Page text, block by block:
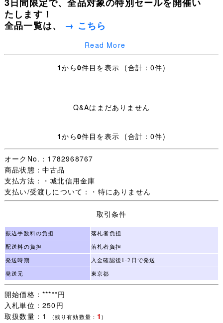
たします！
全品一覧は、
→ こちら
皆様の入札を心よりお待ちしております！
サイズ / 長ジャージ→Ｓ ハーフ→２枚ともＭ
状態/ 特に問題なく着用可能です。記名刺繍あり。
★画像の記名モザイクの色について
男の子の苗字は水色、名前は青色のモザイクで加工してお
ります。
★ご要望にお応えし、シワの目立つ商品につきましては丁
寧にアイロンをかけ、できる限りシワを取った状態で出品
しております。
Read More
1から0件目を表示 (合計：0件)
Q&Aはまだありません
1から0件目を表示 (合計：0件)
オークNo.：1782968767
商品状態：中古品
支払方法：・城北信用金庫
支払い/受渡しについて：・特にありません
取引条件
振込手数料の負担 落札者負担
配送料の負担 落札者負担
発送時期 入金確認後1-2日で発送
発送元 東京都
開始価格：*****円
入札単位：250円
取扱数量：1
(残り有効数量： 1)